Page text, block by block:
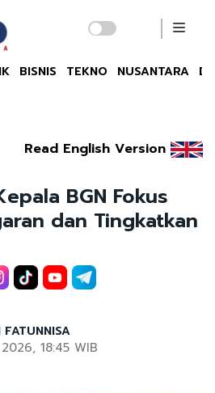
BISNIS TEKNO NUSANTARA
Read English Version
BGN Fokus
dan Tingkatkan
FATUNNISA
18:45 WIB